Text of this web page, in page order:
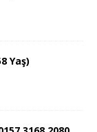
Yaş)